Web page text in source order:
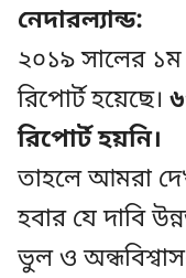
নেদারল্যান্ড:
২০১৯ সালের
রিপোর্ট হয়েছে।
রিপোর্ট হয়নি।
তাহলে আমরা
হবার যে দাবি
ভুল ও